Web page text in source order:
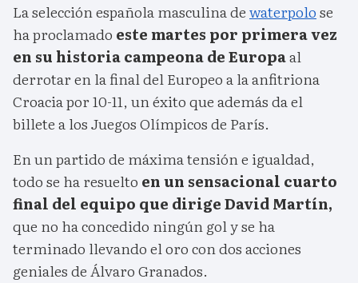
La selección española masculina dewaterpolose
ha proclamado este martes por primera vez
en su historia campeona de Europaal
derrotar en la final del Europeo a la anfitriona
Croacia por 10-11, un éxito que además da el
billete a los Juegos Olímpicos de París.
En un partido de máxima tensión e igualdad,
todo se ha resuelto en un sensacional cuarto
final del equipo que dirige David Martín,
que no ha concedido ningún gol y se ha
terminado llevando el oro con dos acciones
geniales de Álvaro Granados.